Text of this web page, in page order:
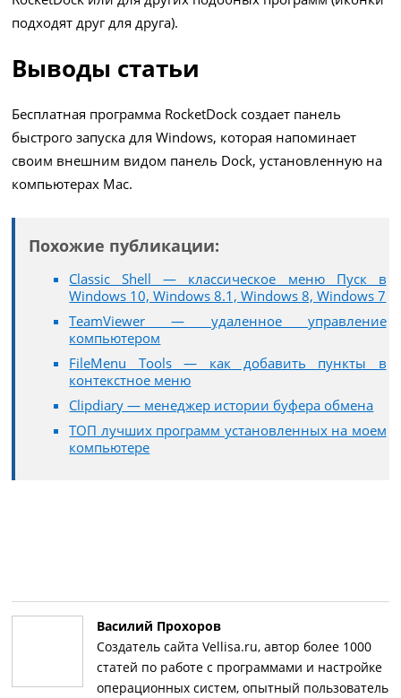
подходят друг для друга).
Выводы статьи
Бесплатная программа RocketDock создает панель
быстрого запуска для Windows, которая напоминает
своим внешним видом панель Dock, установленную на
компьютерах Mac.
Похожие публикации:
Classic Shell — классическое меню Пуск в
Windows 10, Windows 8.1, Windows 8, Windows 7
TeamViewer — удаленное управление
компьютером
FileMenu Tools — как добавить пункты в
контекстное меню
Clipdiary — менеджер истории буфера обмена
ТОП лучших программ установленных на моем
компьютере
Василий Прохоров
Создатель сайта Vellisa.ru, автор более 1000
статей по работе с программами и настройке
операционных систем, опытный пользователь